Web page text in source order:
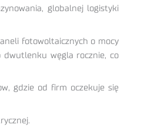
globalnej logistyki
fotowoltaicznych o mocy
dwutlenku węgla rocznie, co
gdzie od firm oczekuje się